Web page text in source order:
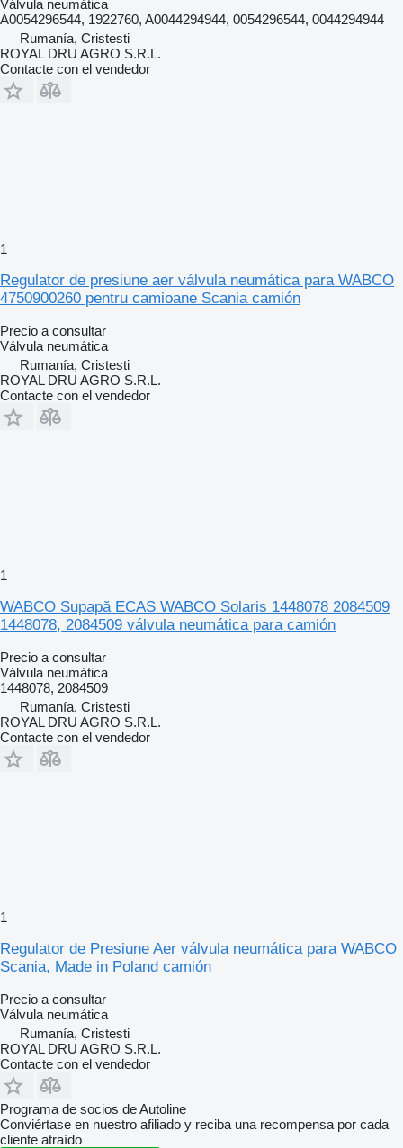
Válvula neumática
A0054296544, 1922760, A0044294944, 0054296544, 0044294944
Rumanía, Cristesti
ROYAL DRU AGRO S.R.L.
Contacte con el vendedor
1
Regulator de presiune aer válvula neumática para WABCO
4750900260 pentru camioane Scania camión
Precio a consultar
Válvula neumática
Rumanía, Cristesti
ROYAL DRU AGRO S.R.L.
Contacte con el vendedor
1
WABCO Supapă ECAS WABCO Solaris 1448078 2084509
1448078, 2084509 válvula neumática para camión
Precio a consultar
Válvula neumática
1448078, 2084509
Rumanía, Cristesti
ROYAL DRU AGRO S.R.L.
Contacte con el vendedor
1
Regulator de Presiune Aer válvula neumática para WABCO
Scania, Made in Poland camión
Precio a consultar
Válvula neumática
Rumanía, Cristesti
ROYAL DRU AGRO S.R.L.
Contacte con el vendedor
Programa de socios de Autoline
Conviértase en nuestro afiliado y reciba una recompensa por cada
cliente atraído